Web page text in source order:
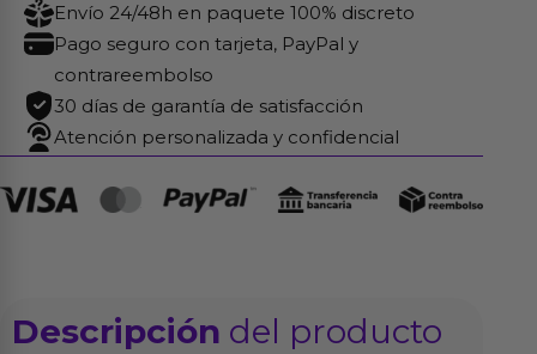
Envío 24/48h en paquete 100% discreto
Pago seguro con tarjeta, PayPal y
contrareembolso
30 días de garantía de satisfacción
Atención personalizada y confidencial
Descripción del producto